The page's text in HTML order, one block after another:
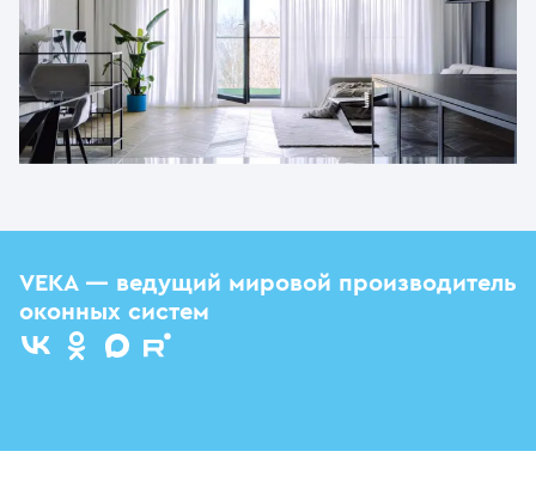
VEKA — ведущий мировой производитель
оконных систем